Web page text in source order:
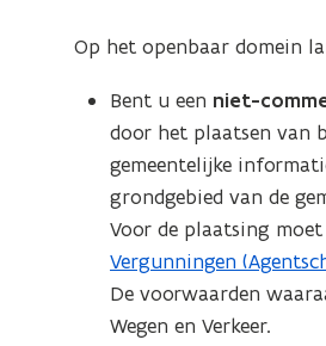
l
j
k
e
p
u
b
l
i
e
w
v
e
n
s
t
e
r
j
k
e
p
u
b
l
i
c
i
Op het openbaar domein
Bent u een niet-
door het plaatsen van
gemeentelijke
grondgebied van de
Voor de plaatsing
Vergunningen
De voorwaarden
Wegen en Verkeer.